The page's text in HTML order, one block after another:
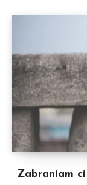
Zabraniam